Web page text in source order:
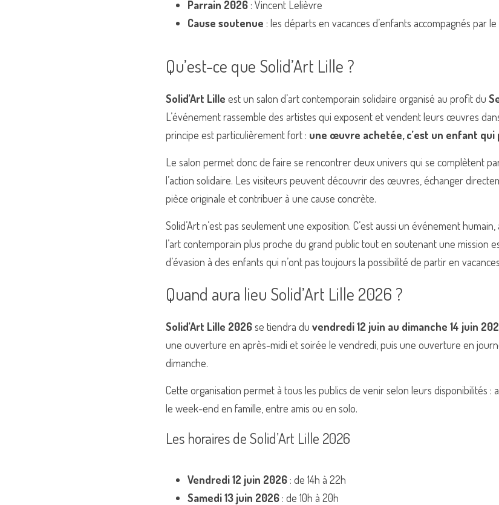
Parrain 2026 : Vincent Lelièvre
Cause soutenue : les départs en vacances d’enfants accompagnés par
Qu’est-ce que Solid’Art Lille ?
Solid’Art Lille est un salon d’art contemporain solidaire organisé au profit du
L’événement rassemble des artistes qui exposent et vendent leurs œuvres
principe est particulièrement fort : une œuvre achetée, c’est un enfant qui
Le salon permet donc de faire se rencontrer deux univers qui se complètent
l’action solidaire. Les visiteurs peuvent découvrir des œuvres, échanger
pièce originale et contribuer à une cause concrète.
Solid’Art n’est pas seulement une exposition. C’est aussi un événement
l’art contemporain plus proche du grand public tout en soutenant une mission
d’évasion à des enfants qui n’ont pas toujours la possibilité de partir en
Quand aura lieu Solid’Art Lille 2026 ?
Solid’Art Lille 2026 se tiendra du vendredi 12 juin au dimanche 14 juin
une ouverture en après-midi et soirée le vendredi, puis une ouverture en
dimanche.
Cette organisation permet à tous les publics de venir selon leurs disponibilités :
le week-end en famille, entre amis ou en solo.
Les horaires de Solid’Art Lille 2026
Vendredi 12 juin 2026 : de 14h à 22h
Samedi 13 juin 2026 : de 10h à 20h